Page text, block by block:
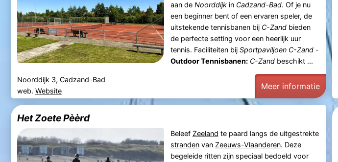
aan de Noorddijkin Cadzand-Bad. Of je nu
een beginner bent of een ervaren speler, de
uitstekende tennisbanen bij C-Zandbieden
de perfecte setting voor een heerlijk uur
tennis. Faciliteiten bij Sportpaviljoen C-Zand-
Outdoor Tennisbanen: C-Zandbeschikt ...
Noorddijk 3, Cadzand-Bad
web. Website Meer informatie
Het Zoete Pèèrd
Beleef Zeeland te paard langs de uitgestrekte
strandenvan Zeeuws-Vlaanderen. Deze
begeleide ritten zijn speciaal bedoeld voor